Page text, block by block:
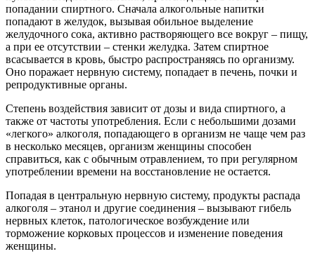
попадании спиртного. Сначала алкогольные напитки
попадают в желудок, вызывая обильное выделение
желудочного сока, активно растворяющего все вокруг – пищу,
а при ее отсутствии – стенки желудка. Затем спиртное
всасывается в кровь, быстро распространяясь по организму.
Оно поражает нервную систему, попадает в печень, почки и
репродуктивные органы.
Степень воздействия зависит от дозы и вида спиртного, а
также от частоты употребления. Если с небольшими дозами
«легкого» алкоголя, попадающего в организм не чаще чем раз
в несколько месяцев, организм женщины способен
справиться, как с обычным отравлением, то при регулярном
употреблении времени на восстановление не остается.
Попадая в центральную нервную систему, продукты распада
алкоголя – этанол и другие соединения – вызывают гибель
нервных клеток, патологическое возбуждение или
торможение корковых процессов и изменение поведения
женщины.